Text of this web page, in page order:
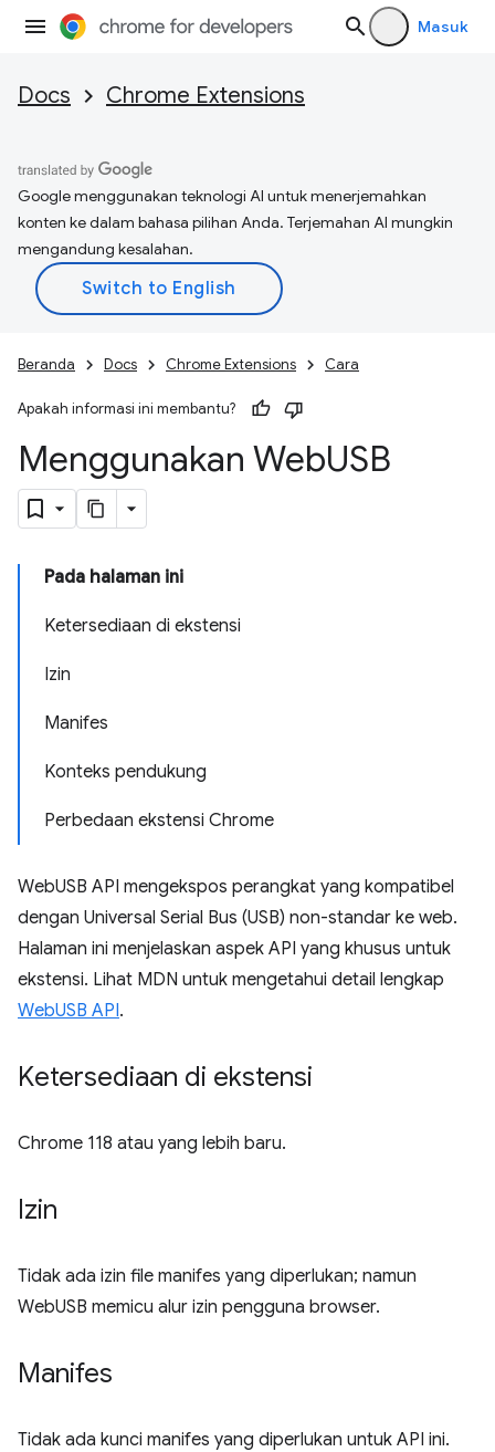
Masuk
Docs Chrome Extensions
Google menggunakan teknologi AI untuk menerjemahkan
konten ke dalam bahasa pilihan Anda. Terjemahan AI mungkin
mengandung kesalahan.
Beranda Docs Chrome Extensions Cara
Apakah informasi ini membantu?
Menggunakan WebUSB
Pada halaman ini
Ketersediaan di ekstensi
Izin
Manifes
Konteks pendukung
Perbedaan ekstensi Chrome
WebUSB API mengekspos perangkat yang kompatibel
dengan Universal Serial Bus (USB) non-standar ke web.
Halaman ini menjelaskan aspek API yang khusus untuk
ekstensi. Lihat MDN untuk mengetahui detail lengkap
WebUSB API.
Ketersediaan di ekstensi
Chrome 118 atau yang lebih baru.
Izin
Tidak ada izin file manifes yang diperlukan; namun
WebUSB memicu alur izin pengguna browser.
Manifes
Tidak ada kunci manifes yang diperlukan untuk API ini.